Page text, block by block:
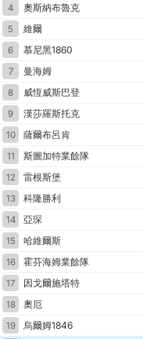
4
奧斯納布魯克
5
維爾
6
慕尼黑1860
7
曼海姆
8
威恆威斯巴登
9
漢莎羅斯托克
10
薩爾布呂肯
11
斯圖加特業餘隊
12
雷根斯堡
13
科隆勝利
14
亞琛
15
哈維爾斯
16
霍芬海姆業餘隊
17
因戈爾施塔特
18
奧厄
19
烏爾姆1846